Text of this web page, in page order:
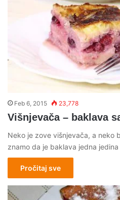
Feb 6, 2015 23,778
Višnjevača – baklava
Neko je zove višnjevača, a neko
znamo da je baklava jedna
Pročitaj sve